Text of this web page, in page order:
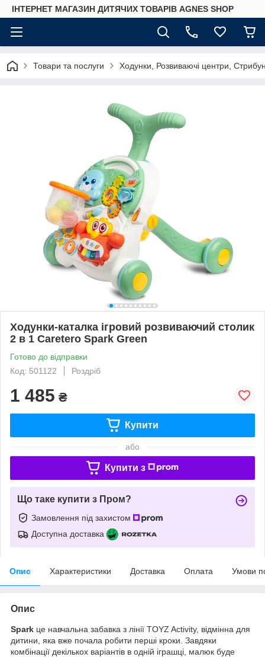
ІНТЕРНЕТ МАГАЗИН ДИТЯЧИХ ТОВАРІВ AGNES SHOP
Товари та послуги Ходунки, Розвиваючі центри,
Ходунки-каталка ігровий розвиваючий столик
2 в 1 Caretero Spark Green
Готово до відправки
Код: 501122
Роздріб
1 485 ₴
Купити
або
Купити з
Що таке купити з Пром?
Замовлення під захистом
Доступна доставка
Опис Характеристики Доставка Оплата Умови
Опис
Spark це навчальна забавка з лінії TOYZ Activity, відмінна для
дитини, яка вже почала робити перші кроки. Завдяки
комбінації декількох варіантів в одній іграшці, малюк буде